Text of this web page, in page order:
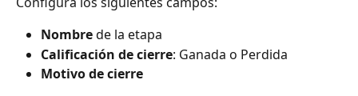
Nombre de la etapa
Calificación de cierre: Ganada o Perdida
Motivo de cierre